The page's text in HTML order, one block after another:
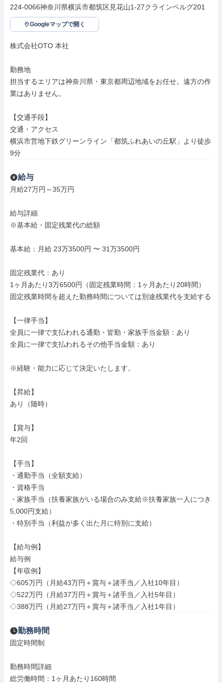
224-0066神奈川県横浜市都筑区見花山1-27クラインベルグ201
Googleマップで開く
株式会社OTO 本社
勤務地
担当するエリアは神奈川県・東京都周辺地域をお任せ。遠方の作
業はありません。
【交通手段】
交通・アクセス
横浜市営地下鉄グリーンライン「都筑ふれあいの丘駅」より徒歩
9分
給与
月給27万円～35万円
給与詳細
※基本給・固定残業代の総額
基本給：月給 23万3500円 〜 31万3500円
固定残業代：あり
1ヶ月あたり3万6500円（固定残業時間：1ヶ月あたり20時間）
固定残業時間を超えた勤務時間については別途残業代を支給する
【一律手当】
全員に一律で支払われる通勤・皆勤・家族手当金額：あり
全員に一律で支払われるその他手当金額：あり
※経験・能力に応じて決定いたします。
【昇給】
あり（随時）
【賞与】
年2回
【手当】
・通勤手当（全額支給）
・資格手当
・家族手当（扶養家族がいる場合のみ支給※扶養家族一人につき
5,000円支給）
・特別手当（利益が多く出た月に特別に支給）
【給与例】
給与例
【年収例】
◇605万円（月給43万円＋賞与＋諸手当／入社10年目）
◇522万円（月給37万円＋賞与＋諸手当／入社5年目）
◇388万円（月給27万円＋賞与＋諸手当／入社1年目）
勤務時間
固定時間制
勤務時間詳細
総労働時間：1ヶ月あたり160時間